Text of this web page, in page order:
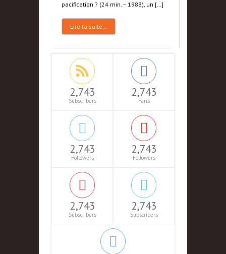
pacification ? (24 min. – 1983), un […]
Lire la suite…
2,743
Subscribers
2,743
Fans
2,743
Followers
2,743
Followers
2,743
Subscribers
2,743
Subscribers